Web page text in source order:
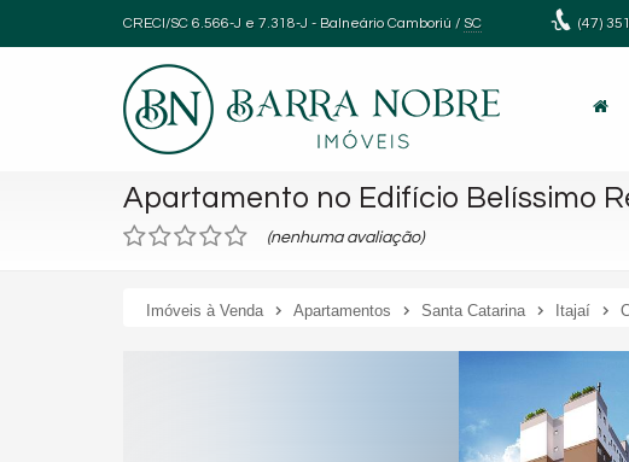
CRECI/SC 6.566-J e 7.318-J - Balneário Camboriú / SC (47)
Apartamento no Edifício Belíssimo
(nenhuma avaliação)
Imóveis à Venda Apartamentos Santa Catarina Itajaí